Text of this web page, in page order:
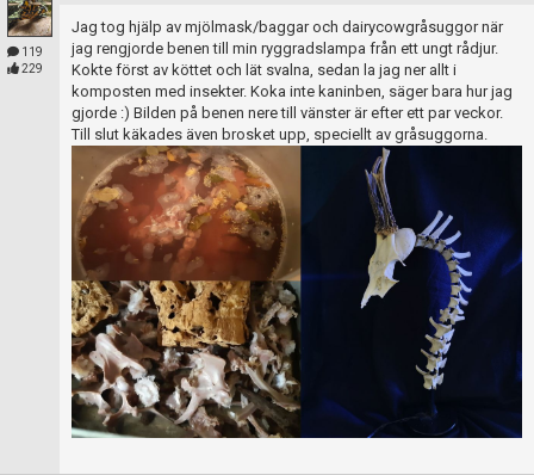
119
229
Jag tog hjälp av mjölmask/baggar och dairycowgråsuggor när
jag rengjorde benen till min ryggradslampa från ett ungt rådjur.
Kokte först av köttet och lät svalna, sedan la jag ner allt i
komposten med insekter. Koka inte kaninben, säger bara hur jag
gjorde :) Bilden på benen nere till vänster är efter ett par veckor.
Till slut käkades även brosket upp, speciellt av gråsuggorna.